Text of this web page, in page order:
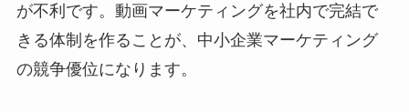
が不利です。動画マーケティングを社内で完結で
きる体制を作ることが、中小企業マーケティング
の競争優位になります。